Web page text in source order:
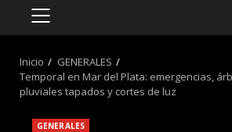
MENÚ
Inicio
GENERALES
Temporal en Mar del Plata: emergencias,
pluviales tapados y cortes de luz
GENERALES